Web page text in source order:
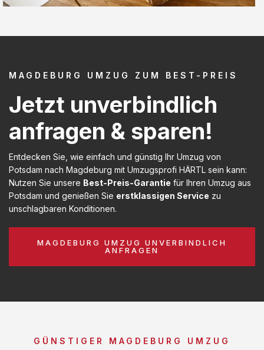
MAGDEBURG UMZUG ZUM BEST-PREIS
Jetzt unverbindlich
anfragen & sparen!
Entdecken Sie, wie einfach und günstig Ihr Umzug von
Potsdam nach Magdeburg mit Umzugsprofi HÄRTL sein kann:
Nutzen Sie unsere Best-Preis-Garantie für Ihren Umzug aus
Potsdam und genießen Sie erstklassigen Service zu
unschlagbaren Konditionen.
MAGDEBURG UMZUG UNVERBINDLICH
ANFRAGEN
GÜNSTIGER MAGDEBURG UMZUG